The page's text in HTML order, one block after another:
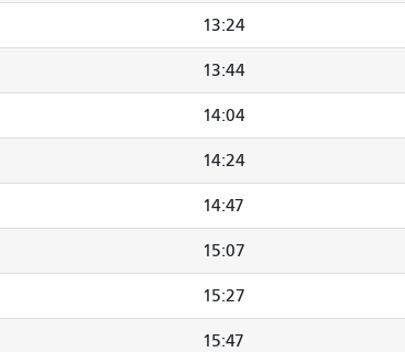
13:24
13:44
14:04
14:24
14:47
15:07
15:27
15:47